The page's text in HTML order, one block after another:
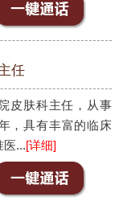
任
皮肤科主任，从事
，具有丰富的临床
医...[详细]